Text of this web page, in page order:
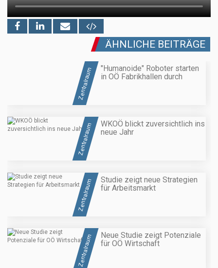
ÄHNLICHE BEITRÄGE
Zentralraum
"Humanoide" Roboter starten
in OÖ Fabrikhallen durch
Zentralraum
WKOÖ blickt zuversichtlich ins
neue Jahr
Zentralraum
Studie zeigt neue Strategien
für Arbeitsmarkt
Zentralraum
Neue Studie zeigt Potenziale
für OÖ Wirtschaft